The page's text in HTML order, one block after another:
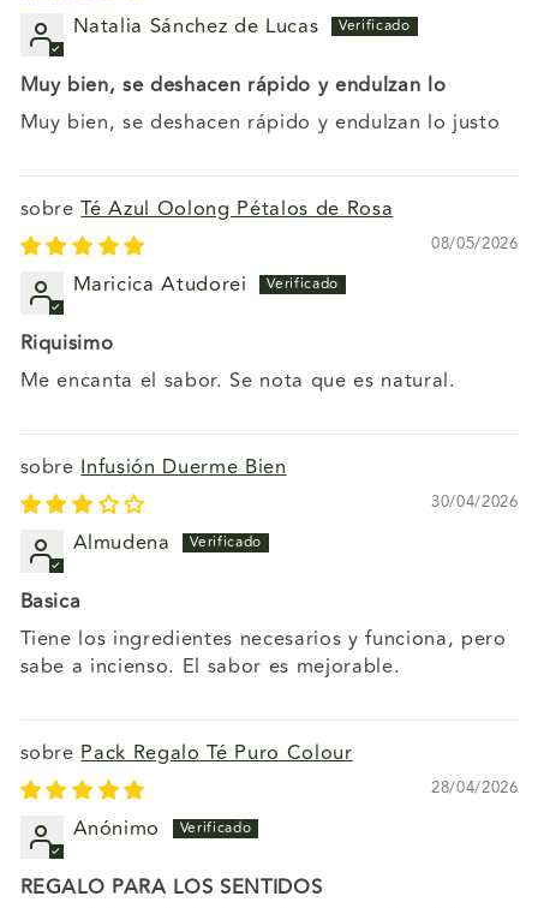
Natalia Sánchez de Lucas
Muy bien, se deshacen rápido y endulzan lo
Muy bien, se deshacen rápido y endulzan lo justo
Té Azul Oolong Pétalos de Rosa
08/05/2026
Maricica Atudorei
Riquisimo
Me encanta el sabor. Se nota que es natural.
Infusión Duerme Bien
30/04/2026
Almudena
Basica
Tiene los ingredientes necesarios y funciona, pero
sabe a incienso. El sabor es mejorable.
Pack Regalo Té Puro Colour
28/04/2026
Anónimo
REGALO PARA LOS SENTIDOS